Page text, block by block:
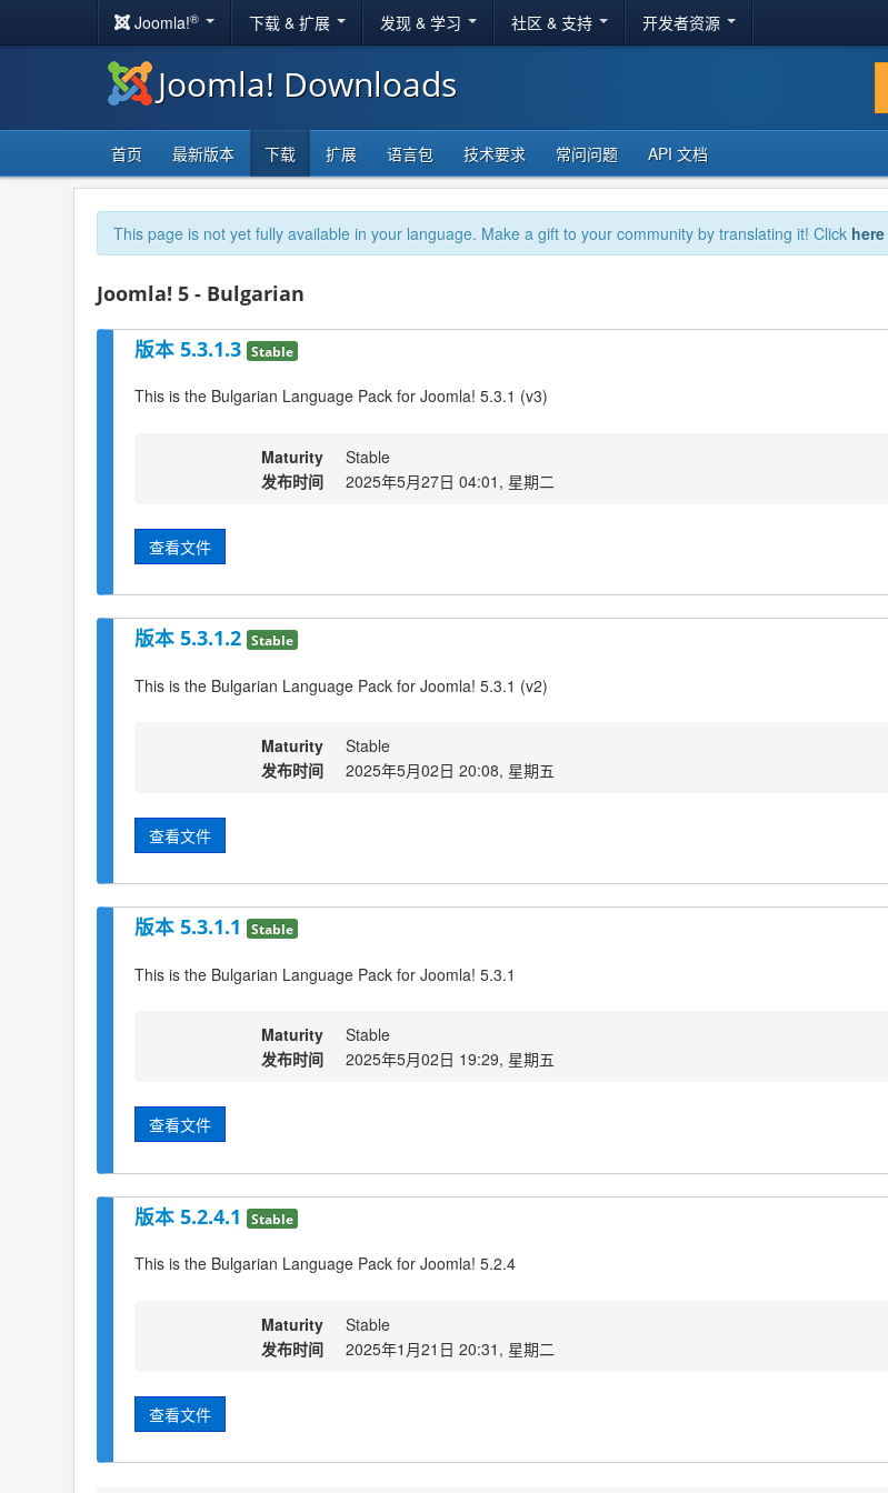
Joomla!® 下载 & 扩展 发现 & 学习 社区 & 支持 开发者资源
Joomla! Downloads
首页 最新版本 下载 扩展 语言包 技术要求 常问问题 API 文档
This page is not yet fully available in your language. Make a gift to your community by translating it! Click here
Joomla! 5 - Bulgarian
版本 5.3.1.3 Stable
This is the Bulgarian Language Pack for Joomla! 5.3.1 (v3)
Maturity
Stable
发布时间
2025年5月27日 04:01, 星期二
查看文件
版本 5.3.1.2 Stable
This is the Bulgarian Language Pack for Joomla! 5.3.1 (v2)
Maturity
Stable
发布时间
2025年5月02日 20:08, 星期五
查看文件
版本 5.3.1.1 Stable
This is the Bulgarian Language Pack for Joomla! 5.3.1
Maturity
Stable
发布时间
2025年5月02日 19:29, 星期五
查看文件
版本 5.2.4.1 Stable
This is the Bulgarian Language Pack for Joomla! 5.2.4
Maturity
Stable
发布时间
2025年1月21日 20:31, 星期二
查看文件